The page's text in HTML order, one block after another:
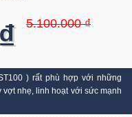
5.100.000 ₫
) rất phù hợp với những
nhẹ, linh hoạt với sức mạnh